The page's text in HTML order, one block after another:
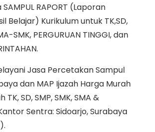
RAPORT (Laporan
Belajar) Kurikulum untuk TK,SD,
SMK, PERGURUAN TINGGI, dan
Jasa Percetakan Sampul
dan MAP Ijazah Harga Murah
SD, SMP, SMK, SMA &
Sentra: Sidoarjo, Surabaya